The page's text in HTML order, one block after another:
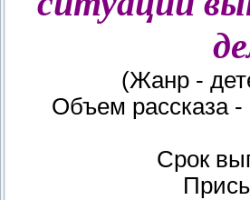
(Жанр -
Объем рассказа
Срок